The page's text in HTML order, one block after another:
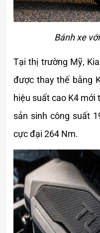
Bánh xe
Tại thị trường Mỹ,
được thay thế bằng
hiệu suất cao K4 mới
sản sinh công suất
cực đại 264 Nm.